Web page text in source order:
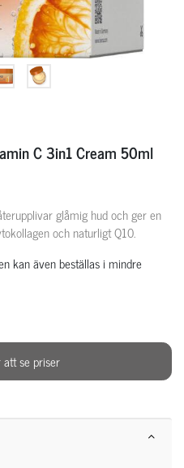
C 3in1 Cream 50ml
glåmig hud och ger en
och naturligt Q10.
kan även beställas i mindre
se priser